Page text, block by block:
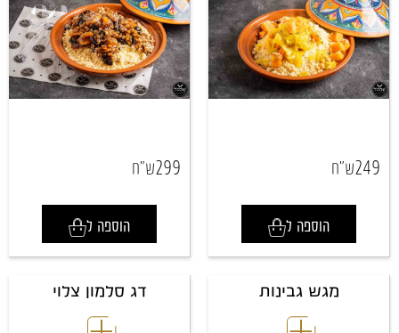
249ש"ח
הוספה ל
299ש"ח
הוספה ל
מגש גבינות דג סלמון צלוי